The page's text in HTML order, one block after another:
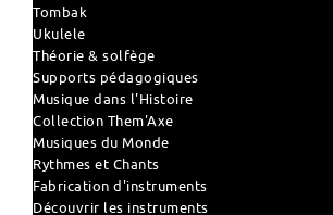
Tombak
Ukulele
Théorie & solfège
Supports pédagogiques
Musique dans l'Histoire
Collection Them'Axe
Musiques du Monde
Rythmes et Chants
Fabrication d'instruments
Découvrir les instruments